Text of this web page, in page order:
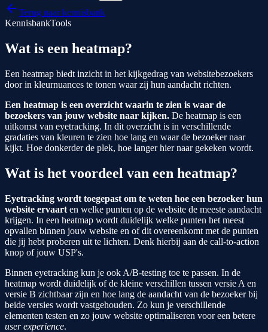
Terug naar kennisbank
KennisbankTools
Wat is een heatmap?
Een heatmap biedt inzicht in het kijkgedrag van websitebezoekers
door in kleurnuances te tonen waar zij hun aandacht richten.
Een heatmap is een overzicht waarin te zien is waar de
bezoekers van jouw website naar kijken. De heatmap is een
uitkomst van eyetracking. In dit overzicht is in verschillende
gradaties van kleuren te zien hoe lang en waar de bezoeker naar
kijkt. Hoe donkerder de plek, hoe langer hier naar gekeken wordt.
Wat is het voordeel van een heatmap?
Eyetracking wordt toegepast om te weten hoe een bezoeker hun
website ervaart en welke punten op de website de meeste aandacht
krijgen. In een heatmap wordt duidelijk welke punten het meest
opvallen binnen jouw website en of dit overeenkomt met de punten
die jij hebt proberen uit te lichten. Denk hierbij aan de call-to-action
knop of jouw USP's.
Binnen eyetracking kun je ook A/B-testing toe te passen. In de
heatmap wordt duidelijk of de kleine verschillen tussen versie A en
versie B zichtbaar zijn en hoe lang de aandacht van de bezoeker bij
beide versies wordt vastgehouden. Zo kun je verschillende
elementen testen en zo jouw website optimaliseren voor een betere
user experience.